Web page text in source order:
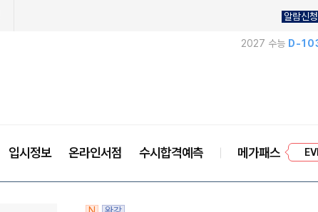
알람신청
2027 수능 D-
입시정보 온라인서점 수시합격예측 메가패스